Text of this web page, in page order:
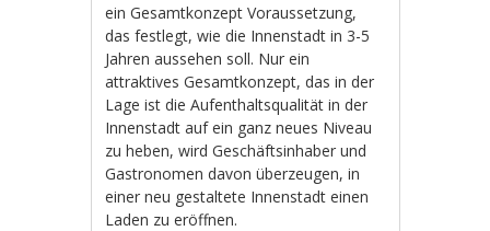
ein Gesamtkonzept Voraussetzung,
das festlegt, wie die Innenstadt in 3-5
Jahren aussehen soll. Nur ein
attraktives Gesamtkonzept, das in der
Lage ist die Aufenthaltsqualität in der
Innenstadt auf ein ganz neues Niveau
zu heben, wird Geschäftsinhaber und
Gastronomen davon überzeugen, in
einer neu gestaltete Innenstadt einen
Laden zu eröffnen.